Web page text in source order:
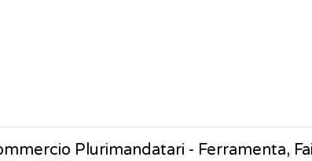
Plurimandatari - Ferramenta,